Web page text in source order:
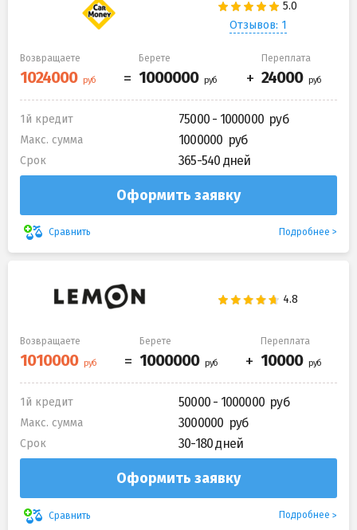
Отзывов: 1
Возвращаете Берете Переплата
1й кредит 75000 - 1000000
Макс. сумма 1000000
Срок 365-540 дней
Оформить заявку
Сравнить Подробнее
Возвращаете Берете Переплата
1й кредит 50000 - 1000000
Макс. сумма 3000000
Срок 30-180 дней
Оформить заявку
Сравнить Подробнее